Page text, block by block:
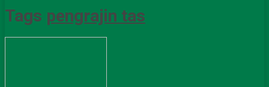
Tags pengrajin tas